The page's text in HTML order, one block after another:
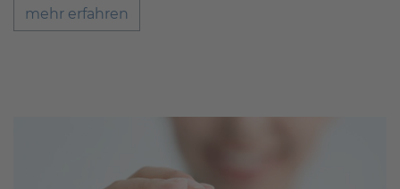
mehr erfahren